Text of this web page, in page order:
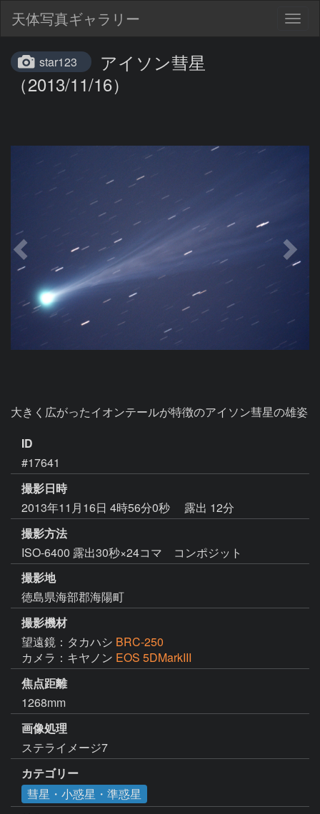
天体写真ギャラリー
star123
アイソン彗星
（2013/11/16）
ID
#17641
撮影日時
2013年11月16日 4時56分0秒
露出 12分
撮影方法
ISO-6400 露出30秒×24コマ コンポジット
撮影地
徳島県海部郡海陽町
撮影機材
望遠鏡：タカハシ BRC-250
カメラ：キヤノン EOS 5DMarkIII
焦点距離
1268mm
画像処理
ステライメージ7
カテゴリー
彗星・小惑星・準惑星